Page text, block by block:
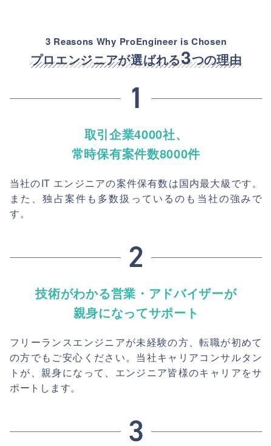
3 Reasons Why ProEngineer is Chosen
プロエンジニアが選ばれる3つの理由
取引企業4000社、
常時保有案件数8000件
当社のIT エンジニアの案件保有数は国内最大級です。
また、独占案件も多数扱っているのも当社の強みで
す。
技術がわかる営業・アドバイザーが
親身になってサポート
フリーランスエンジニアが未経験の方、転職が初めて
の方でもご安心ください。当社キャリアコンサルタン
トが、親身になって、エンジニア皆様のキャリアをサ
ポートします。